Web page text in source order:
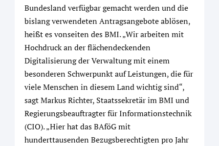
Bundesland verfügbar gemacht werden und die
bislang verwendeten Antragsangebote ablösen,
heißt es vonseiten des BMI. „Wir arbeiten mit
Hochdruck an der flächendeckenden
Digitalisierung der Verwaltung mit einem
besonderen Schwerpunkt auf Leistungen, die für
viele Menschen in diesem Land wichtig sind“,
sagt Markus Richter, Staatssekretär im BMI und
Regierungsbeauftragter für Informationstechnik
(CIO). „Hier hat das BAföG mit
hunderttausenden Bezugsberechtigten pro Jahr